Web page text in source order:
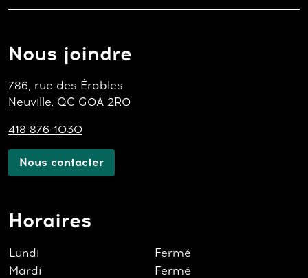
Nous joindre
786, rue des Érables
Neuville, QC G0A 2R0
418 876-1030
Nous contacter
Horaires
Lundi
Fermé
Mardi
Fermé